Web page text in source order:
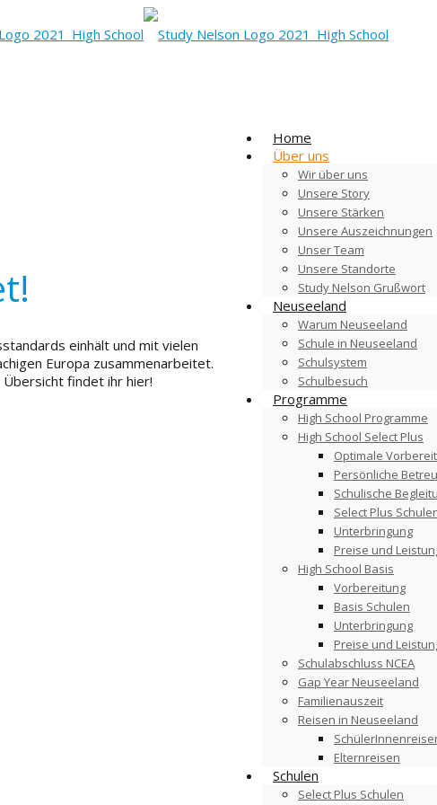
Home
Über uns
Wir über uns
Unsere Story
Unsere Stärken
Unsere Auszeichnungen
Unser Team
Unsere Standorte
Study Nelson Grußwort
Neuseeland
Warum Neuseeland
Schule in Neuseeland
Schulsystem
Schulbesuch
Programme
High School Programme
High School Select Plus
Optimale
Persönliche
Schulische
Select Plus
Unterbringung
Preise und
High School Basis
Vorbereitung
Basis Schulen
Unterbringung
Preise und
Schulabschluss NCEA
Gap Year Neuseeland
Familienauszeit
Reisen in Neuseeland
Elternreisen
Schulen
Select Plus Schulen
einhält und mit vielen
Europa zusammenarbeitet.
findet ihr hier!